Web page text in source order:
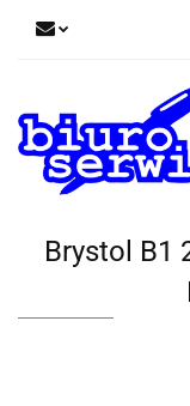
Brystol B1